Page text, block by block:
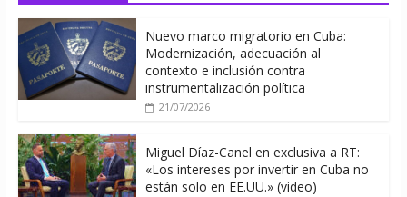
Nuevo marco migratorio en Cuba:
Modernización, adecuación al
contexto e inclusión contra
instrumentalización política
21/07/2026
Miguel Díaz-Canel en exclusiva a RT:
«Los intereses por invertir en Cuba no
están solo en EE.UU.» (video)